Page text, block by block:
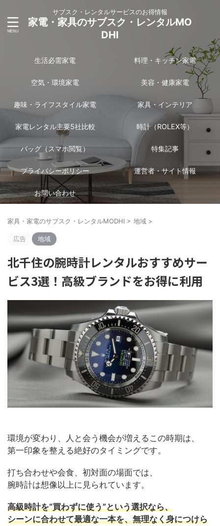
サブスク・レンタルサービスのお得情報
家電・家具のサブスク・レンタルMO
DHI
生活必需家電 料理・キッチン家電
空気・環境家電 美容・健康家電
趣味・ライフスタイル家電 家具・インテリア
家電レンタル主要5社比較 時計（ROLEX等）
バッグ（スマホ閲覧） 特集記事
プライバシーポリシー 運営者・サイト情報
お問い合わせ
家具・家電のサブスク・レンタルMODHI > 地域 >
広告 地域
北千住の腕時計レンタルおすすめサー
ビス3選！高級ブランドをお得に利用
環境が変わり、人と会う機会が増えるこの時期は、
第一印象を整える絶好のタイミングです。
打ち合わせや会食、初対面の場面では、
腕時計は想像以上に見られています。
高級時計を“買わずに使う”という選択なら、
シーンに合わせて最適な一本を、無理なく身につけら